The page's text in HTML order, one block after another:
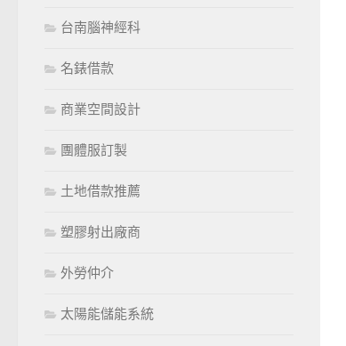
台南腦神經科
名錶借款
商業空間設計
團體服訂製
土地借款推薦
塑膠射出廠商
外勞仲介
太陽能儲能系統